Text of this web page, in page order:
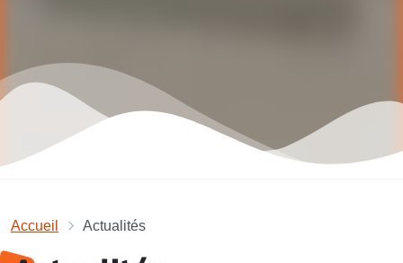
Accueil Actualités